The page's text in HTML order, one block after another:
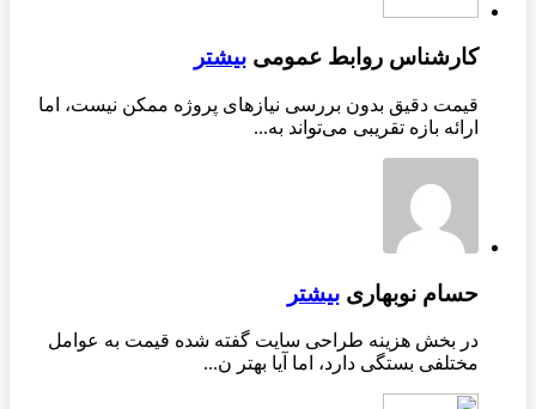
کارشناس روابط عمومی بیشتر
قیمت دقیق بدون بررسی نیازهای پروژه ممکن نیست، اما
ارائه بازه تقریبی می‌تواند به...
حسام نوبهاری بیشتر
در بخش هزینه طراحی سایت گفته شده قیمت به عوامل
مختلفی بستگی دارد، اما آیا بهتر ن...